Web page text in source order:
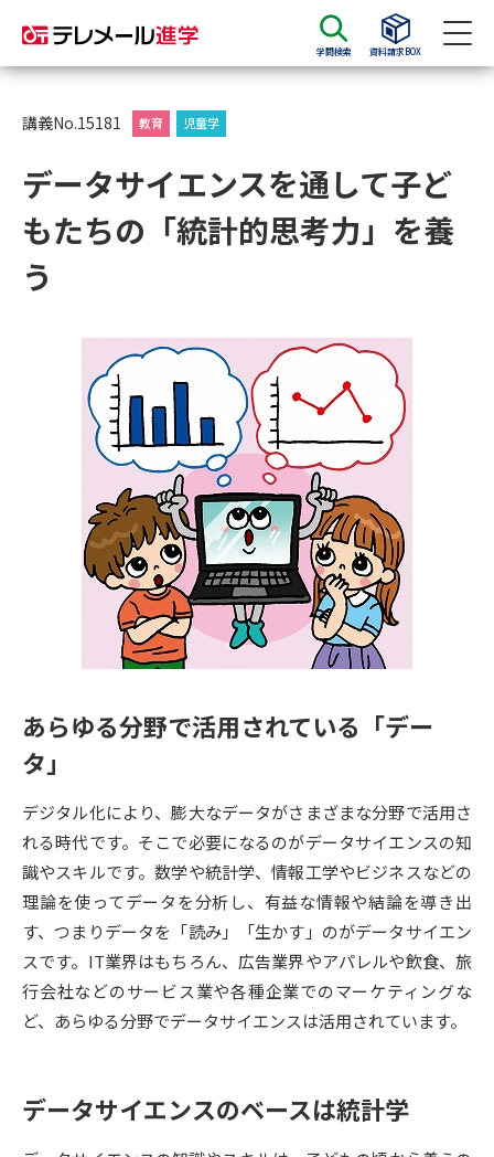
学問検索 資料請求BOX
資料請求
大学・短大の資料種類から請求
大学パンフ
大学・短大以外の資料から請求
専門学校の資料請求 大学院の資料請求
留学・進学関連、塾・予備校
大学入学共通テスト「受験案
内」の請求
大学入学共通テスト「受験上の
配慮案内」の請求
高等学校卒業程度認定試験
高等学校（情報）教員資格認定
試験
大学研究 大学検索
大学で学べる内容や特徴を調べる
新増設大学・学部・学科特集
国際・グローバルに強い大学特
集
データサイエンス特集 奨学金・特待生制度特集
デジタルパンフレット 進路の３択
新学年スタート号特集ページ
新学年スタート号特集ページ
講義No.15181 教育 児童学
データサイエンスを通して子ど
もたちの「統計的思考力」を養
う
あらゆる分野で活用されている「デー
タ」
デジタル化により、膨大なデータがさまざまな分野で活用さ
れる時代です。そこで必要になるのがデータサイエンスの知
識やスキルです。数学や統計学、情報工学やビジネスなどの
理論を使ってデータを分析し、有益な情報や結論を導き出
す、つまりデータを「読み」「生かす」のがデータサイエン
スです。IT業界はもちろん、広告業界やアパレルや飲食、旅
行会社などのサービス業や各種企業でのマーケティングな
ど、あらゆる分野でデータサイエンスは活用されています。
データサイエンスのベースは統計学